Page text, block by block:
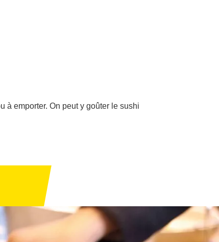
à emporter. On peut y goûter le sushi